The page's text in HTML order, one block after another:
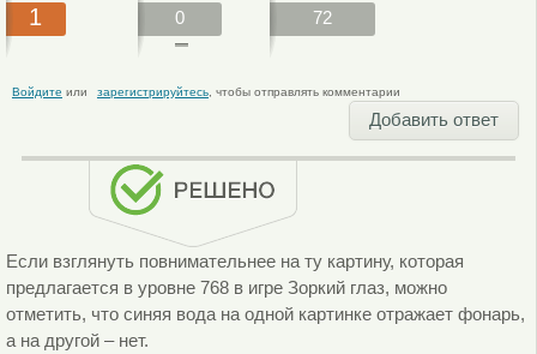
1 0 72
Войдите или зарегистрируйтесь, чтобы отправлять комментарии
Добавить ответ
Если взглянуть повнимательнее на ту картину, которая
предлагается в уровне 768 в игре Зоркий глаз, можно
отметить, что синяя вода на одной картинке отражает фонарь,
а на другой – нет.